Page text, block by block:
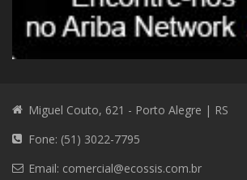
Miguel Couto, 621 - Porto Alegre | RS
Fone: (51) 3022-7795
Email: comercial@ecossis.com.br